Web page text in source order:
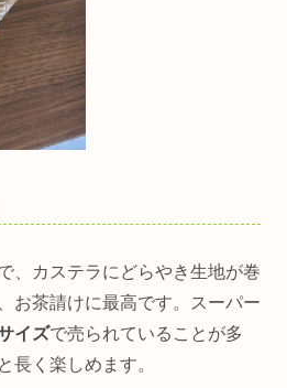
、カステラにどらやき生地が巻
お茶請けに最高です。スーパー
イズで売られていることが多
長く楽しめます。